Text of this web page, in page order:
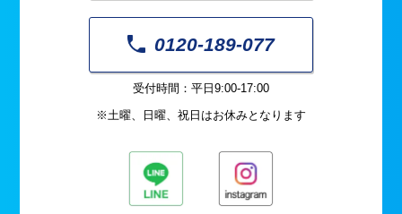
0120-189-077
受付時間：平日9:00-17:00
※土曜、日曜、祝日はお休みとなります